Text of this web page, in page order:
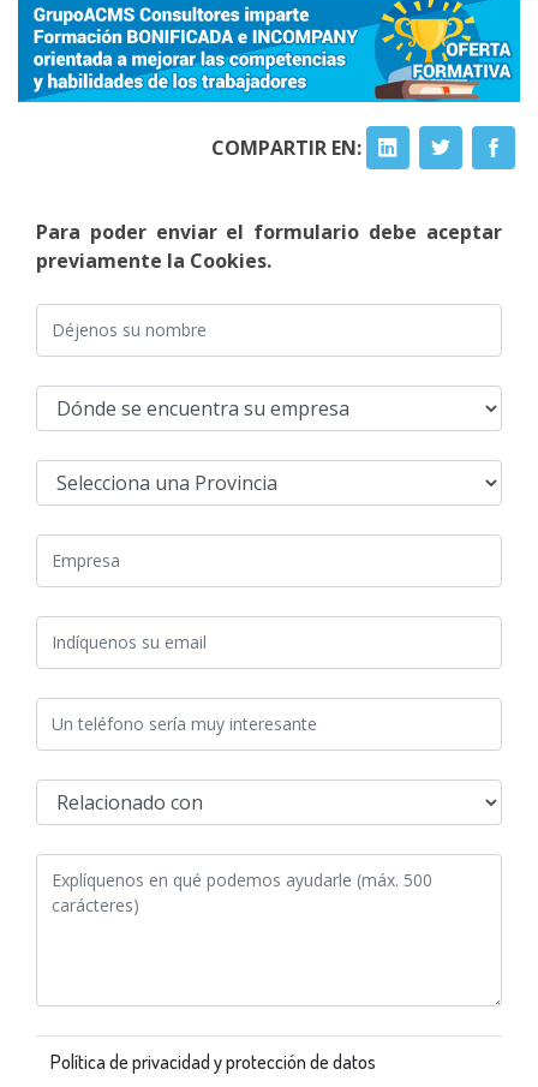
COMPARTIR EN:
Para poder enviar el formulario debe aceptar
previamente la Cookies.
Política de privacidad y protección de datos